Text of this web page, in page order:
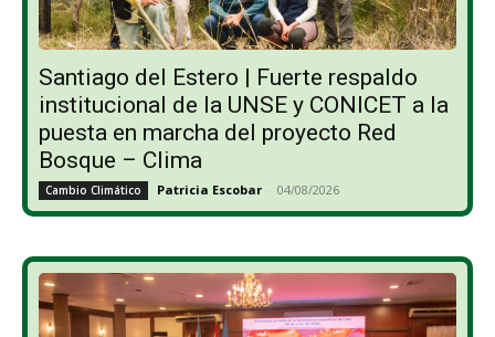
Santiago del Estero | Fuerte respaldo
institucional de la UNSE y CONICET a la
puesta en marcha del proyecto Red
Bosque – Clima
Cambio Climático Patricia Escobar - 04/08/2026